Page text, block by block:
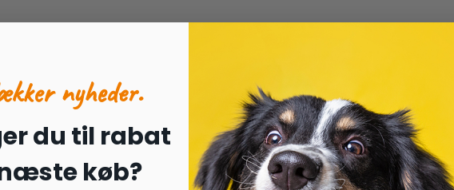
nyheder.
du til rabat
køb?